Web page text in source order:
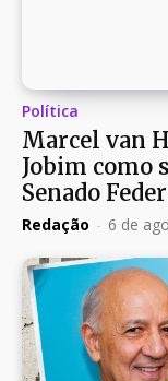
Política
Marcel van
Jobim como
Senado
Redação - 6 de